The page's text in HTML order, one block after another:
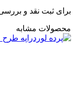
ثبت نقد و بررسی
مشابه